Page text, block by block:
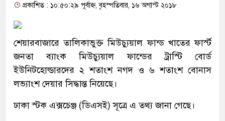
প্রকাশিত : ১০:৫০:২৯ পূর্বাহ্ন, বৃহস্পতিবার, ১৬ অগাস্ট ২০১৮
শেয়ারবাজারে তালিকাভুক্ত মিউচ্যুয়াল ফান্ড খাতের ফার্স্ট
জনতা ব্যাংক মিউচ্যুয়াল ফান্ডের ট্রাস্টি বোর্ড
ইউনিটহোল্ডারদের ২ শতাংশ নগদ ও ৬ শতাংশ বোনাস
লভ্যাংশ দেয়ার সিদ্ধান্ত নিয়েছে।
ঢাকা স্টক এক্সচেঞ্জ (ডিএসই) সূত্রে এ তথ্য জানা গেছে।